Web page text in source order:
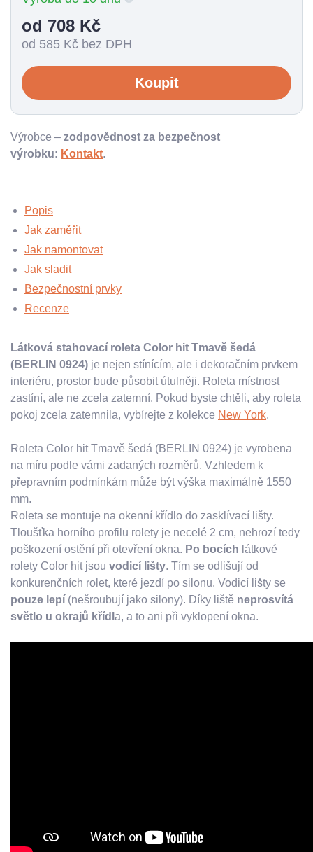
od 708 Kč
od 585 Kč bez DPH
Koupit
Výrobce – zodpovědnost za bezpečnost
výrobku: Kontakt.
Popis
Jak zaměřit
Jak namontovat
Jak sladit
Bezpečnostní prvky
Recenze
Látková stahovací roleta Color hit Tmavě šedá
(BERLIN 0924) je nejen stínícím, ale i dekoračním prvkem
interiéru, prostor bude působit útulněji. Roleta místnost
zastíní, ale ne zcela zatemní. Pokud byste chtěli, aby roleta
pokoj zcela zatemnila, vybírejte z kolekce New York.
Roleta Color hit Tmavě šedá (BERLIN 0924) je vyrobena
na míru podle vámi zadaných rozměrů. Vzhledem k
přepravním podmínkám může být výška maximálně 1550
mm.
Roleta se montuje na okenní křídlo do zasklívací lišty.
Tloušťka horního profilu rolety je necelé 2 cm, nehrozí tedy
poškození ostění při otevření okna. Po bocích látkové
rolety Color hit jsou vodicí lišty. Tím se odlišují od
konkurenčních rolet, které jezdí po silonu. Vodicí lišty se
pouze lepí (nešroubují jako silony). Díky liště neprosvítá
světlo u okrajů křídl a, a to ani při vyklopení okna.